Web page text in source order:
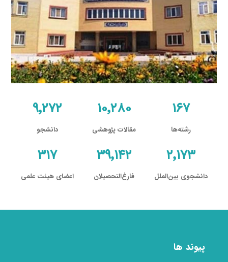
۱۶۷
رشته‌ها
۱۰٬۲۸۰
مقالات پژوهشی
۹٬۲۷۲
دانشجو
۲٬۱۷۳
دانشجوی بین‌الملل
۳۹٬۱۴۲
فارغ‌التحصیلان
۳۱۷
اعضای هیئت علمی
پیوند ها